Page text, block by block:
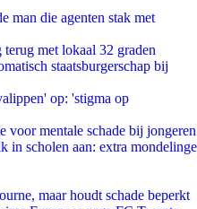
man die agenten stak met
met lokaal 32 graden
staatsburgerschap bij
op: 'stigma op
voor mentale schade bij jongeren
in scholen aan: extra mondelinge
maar houdt schade beperkt